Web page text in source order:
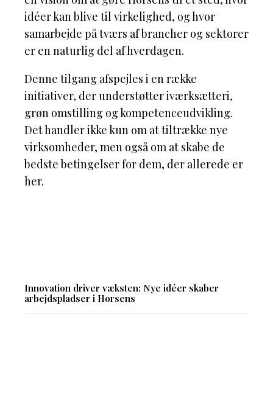
idéer kan blive til virkelighed, og hvor
samarbejde på tværs af brancher og sektorer
er en naturlig del af hverdagen.
Denne tilgang afspejles i en række
initiativer, der understøtter iværksætteri,
grøn omstilling og kompetenceudvikling.
Det handler ikke kun om at tiltrække nye
virksomheder, men også om at skabe de
bedste betingelser for dem, der allerede er
her.
Innovation driver væksten: Nye idéer skaber
arbejdspladser i Horsens